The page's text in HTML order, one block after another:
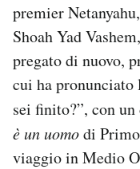
premier
Shoah Yad
pregato di nuovo,
cui ha pronunciato
sei finito?”, con
è un uomodi
viaggio in Medio